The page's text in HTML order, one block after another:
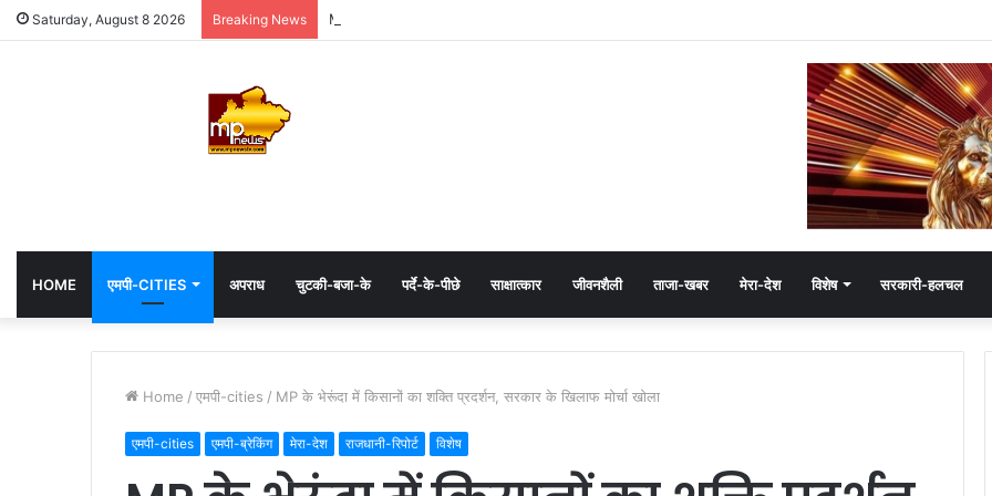
Saturday, August 8 2026 Breaking News MP: महाकाल के दरबार में अध्यक्ष हेमंत खंडेलवाल, BJP की मजबूती का मांगा आशीर्वाद
HOME एमपी-CITIES अपराध चुटकी-बजा-के पर्दे-के-पीछे साक्षात्कार जीवनशैली ताजा-खबर मेरा-देश विशेष सरकारी-हलचल
Home / एमपी-cities / MP के भेरूंदा में किसानों का शक्ति प्रदर्शन, सरकार के खिलाफ मोर्चा खोला
एमपी-cities एमपी-ब्रेकिंग मेरा-देश राजधानी-रिपोर्ट विशेष